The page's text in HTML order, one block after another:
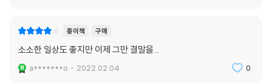
종이책 구매
소소한 일상도 좋지만 이제 그만 결말을...
a*******o 2022.02.04. 0